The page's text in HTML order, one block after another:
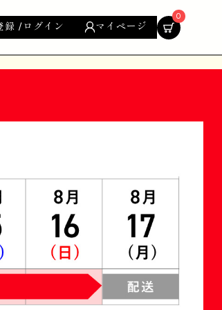
録 /ログイン マイページ
0